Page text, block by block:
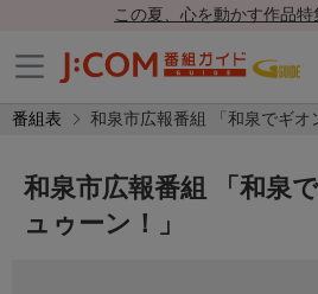
この夏、心を動かす作品特
番組表 和泉市広報番組 「和泉でギオ
和泉市広報番組 「和泉
ュゥーン！」